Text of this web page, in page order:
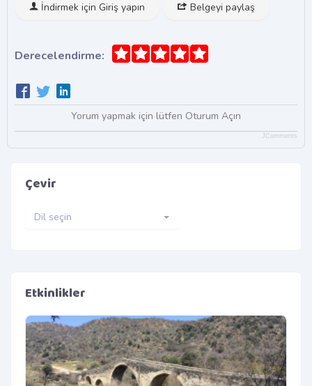
İndirmek için Giriş yapın Belgeyi paylaş
Derecelendirme:
Yorum yapmak için lütfen Oturum Açın
JComments
Çevir
Dil seçin
Etkinlikler